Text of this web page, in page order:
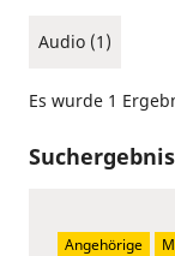
Audio (1)
Es wurde 1
Angehörige